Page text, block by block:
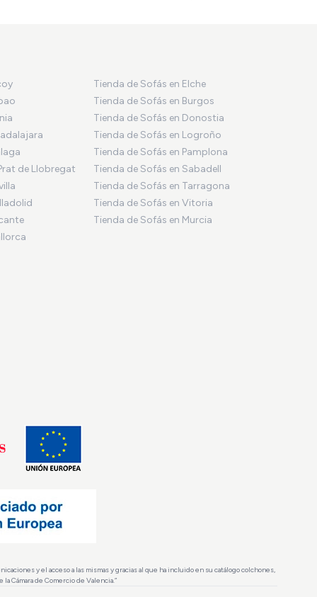
Tienda de Sofás en Elche
Tienda de Sofás en Burgos
Tienda de Sofás en Donostia
Tienda de Sofás en Logroño
Tienda de Sofás en Pamplona
de Llobregat
Tienda de Sofás en Sabadell
Tienda de Sofás en Tarragona
Tienda de Sofás en Vitoria
Tienda de Sofás en Murcia
y el acceso a las mismas y gracias al que ha incluido en su catálogo colchones,
Cámara de Comercio de Valencia.”